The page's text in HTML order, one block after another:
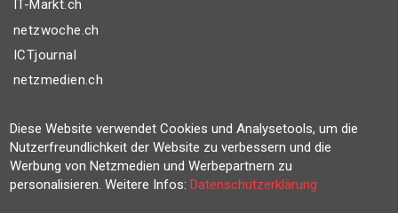
IT-Markt.ch
netzwoche.ch
ICTjournal
netzmedien.ch
© NETZMEDIEN AG 2026
Impressum
AGB
Nutzungsbestimmungen
Diese Website verwendet Cookies und Analysetools, um die
Nutzerfreundlichkeit der Website zu verbessern und die
Werbung von Netzmedien und Werbepartnern zu
personalisieren. Weitere Infos:Datenschutzerklärung